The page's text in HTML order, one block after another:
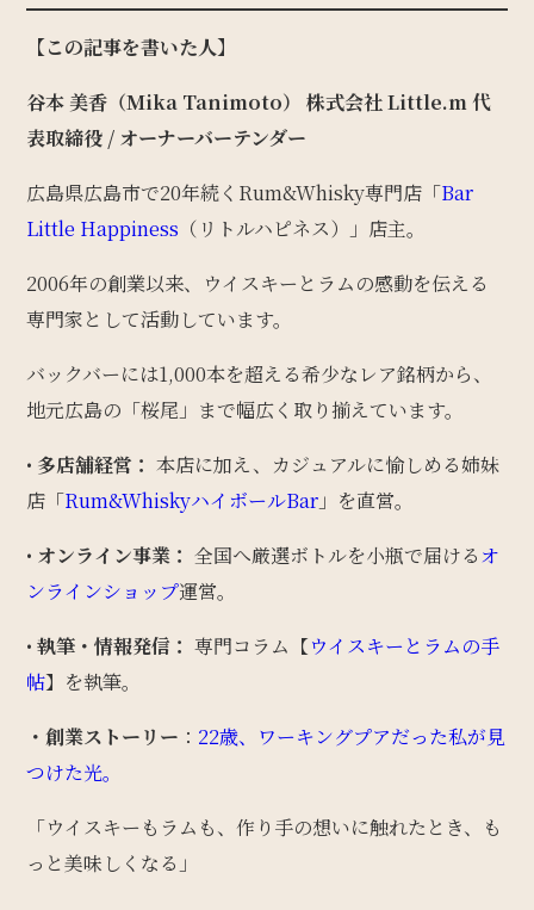
【この記事を書いた人】
谷本 美香（Mika Tanimoto）
株式会社 Little.m 代
表取締役 / オーナーバーテンダー
広島県広島市で20年続くRum&Whisky専門店「Bar
Little Happiness （リトルハピネス）」店主。
2006年の創業以来、ウイスキーとラムの感動を伝える
専門家として活動しています。
バックバーには1,000本を超える希少なレア銘柄から、
地元広島の「桜尾」まで幅広く取り揃えています。
• 多店舗経営： 本店に加え、カジュアルに愉しめる姉妹
店「Rum&WhiskyハイボールBar 」を直営。
• オンライン事業： 全国へ厳選ボトルを小瓶で届けるオ
ンラインショップ運営。
•執筆・情報発信： 専門コラム【ウイスキーとラムの手
帖】を執筆。
・創業ストーリー ： 22歳、ワーキングプアだった私が見
つけた光。
「ウイスキーもラムも、作り手の想いに触れたとき、も
っと美味しくなる」